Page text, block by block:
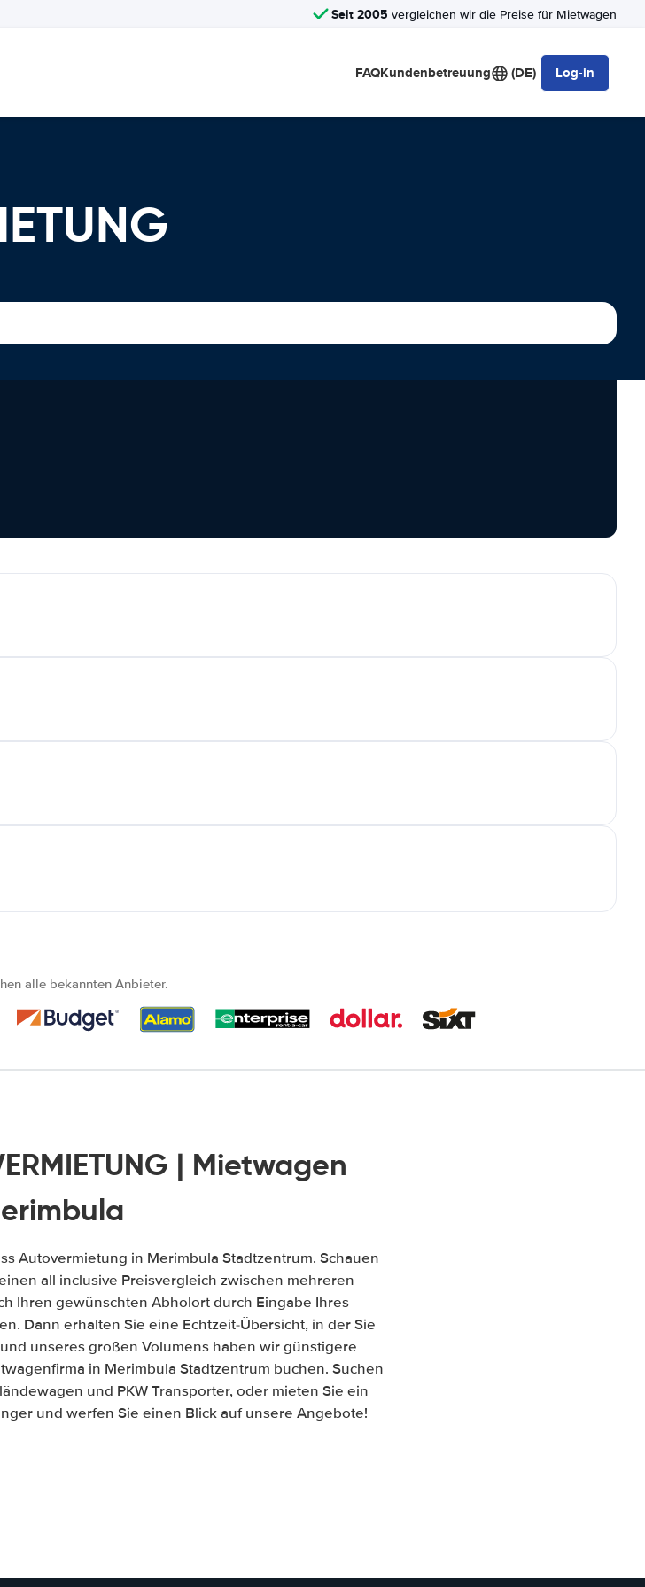
Seit 2005 vergleichen wir die Preise für Mietwagen
FAQKundenbetreuung (DE) Log-in
alle bekannten Anbieter.
| Mietwagen
Autovermietung in Merimbula Stadtzentrum. Schauen
all inclusive Preisvergleich zwischen mehreren
Ihren gewünschten Abholort durch Eingabe Ihres
Dann erhalten Sie eine Echtzeit-Übersicht, in der Sie
unseres großen Volumens haben wir günstigere
in Merimbula Stadtzentrum buchen. Suchen
und PKW Transporter, oder mieten Sie ein
und werfen Sie einen Blick auf unsere Angebote!